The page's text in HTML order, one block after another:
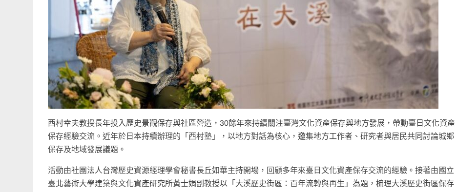
西村幸夫教授長年投入歷史景觀保存與社區營造，30餘年來持續關注臺灣文化資產保存與地方發展，帶動臺日文化資產
保存經驗交流。近年於日本持續辦理的「西村塾」，以地方對話為核心，邀集地方工作者、研究者與居民共同討論城鄉
保存及地域發展議題。
活動由社團法人台灣歷史資源經理學會秘書長丘如華主持開場，回顧多年來臺日文化資產保存交流的經驗。接著由國立
臺北藝術大學建築與文化資產研究所黃士娟副教授以「大溪歷史街區：百年流轉與再生」為題，梳理大溪歷史街區保存